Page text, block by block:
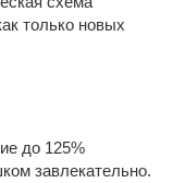
только новых
до 125%
завлекательно.